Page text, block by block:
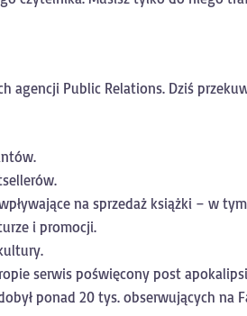
agencji Public Relations. Dziś
na sprzedaż książki – w
i promocji.
serwis poświęcony post
ponad 20 tys. obserwujących na